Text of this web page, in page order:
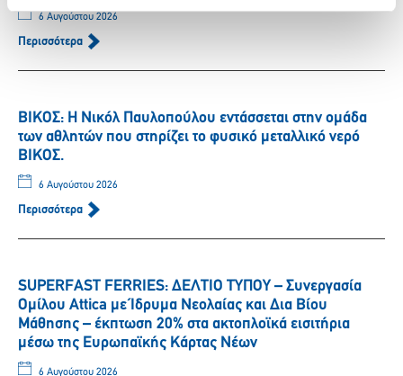
6 Αυγούστου 2026
Περισσότερα
ΒΙΚΟΣ: Η Νικόλ Παυλοπούλου εντάσσεται στην ομάδα
των αθλητών που στηρίζει το φυσικό μεταλλικό νερό
ΒΙΚΟΣ.
6 Αυγούστου 2026
Περισσότερα
SUPERFAST FERRIES: ΔΕΛΤΙΟ ΤΥΠΟΥ – Συνεργασία
Ομίλου Attica με Ίδρυμα Νεολαίας και Δια Βίου
Μάθησης – έκπτωση 20% στα ακτοπλοϊκά εισιτήρια
μέσω της Ευρωπαϊκής Κάρτας Νέων
6 Αυγούστου 2026